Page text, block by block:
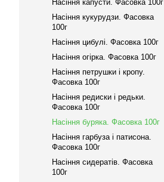
Насіння капусти. Фасовка 100г
Насіння кукурудзи. Фасовка
100г
Насіння цибулі. Фасовка 100г
Насіння огірка. Фасовка 100г
Насіння петрушки і кропу.
Фасовка 100г
Насіння редиски і редьки.
Фасовка 100г
Насіння буряка. Фасовка 100г
Насіння гарбуза і патисона.
Фасовка 100г
Насіння сидератів. Фасовка
100г